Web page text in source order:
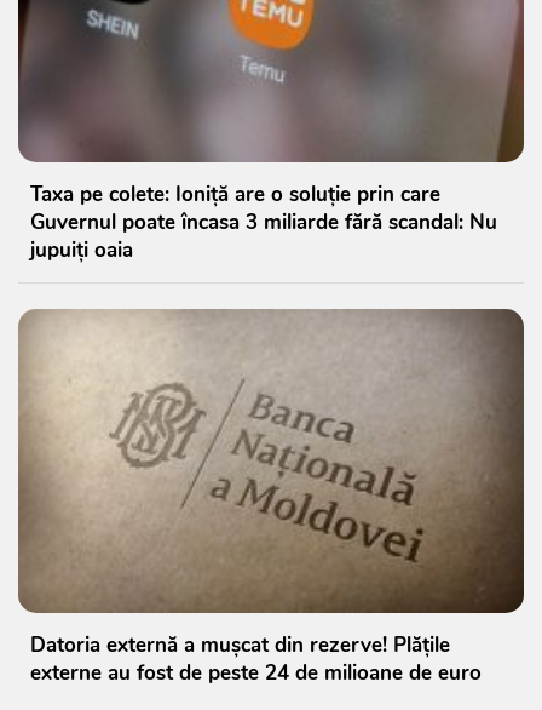
Taxa pe colete: Ioniță are o soluție prin care
Guvernul poate încasa 3 miliarde fără scandal: Nu
jupuiți oaia
Datoria externă a mușcat din rezerve! Plățile
externe au fost de peste 24 de milioane de euro